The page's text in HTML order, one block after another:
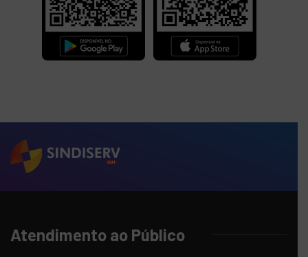
Atendimento ao Público